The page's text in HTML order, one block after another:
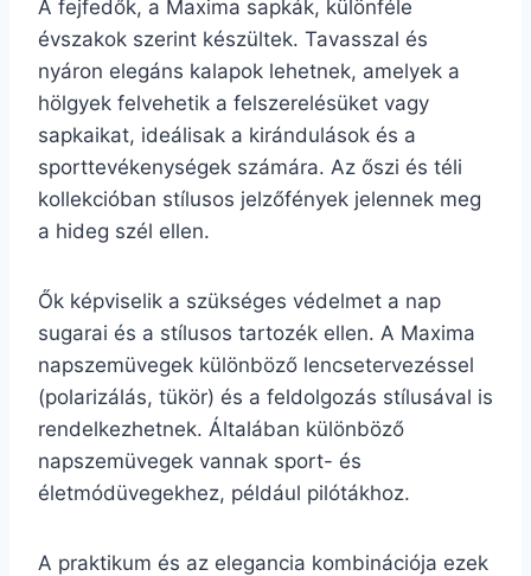
A fejfedők, a Maxima sapkák, különféle
évszakok szerint készültek. Tavasszal és
nyáron elegáns kalapok lehetnek, amelyek a
hölgyek felvehetik a felszerelésüket vagy
sapkaikat, ideálisak a kirándulások és a
sporttevékenységek számára. Az őszi és téli
kollekcióban stílusos jelzőfények jelennek meg
a hideg szél ellen.
Ők képviselik a szükséges védelmet a nap
sugarai és a stílusos tartozék ellen. A Maxima
napszemüvegek különböző lencsetervezéssel
(polarizálás, tükör) és a feldolgozás stílusával is
rendelkezhetnek. Általában különböző
napszemüvegek vannak sport- és
életmódüvegekhez, például pilótákhoz.
A praktikum és az elegancia kombinációja ezek